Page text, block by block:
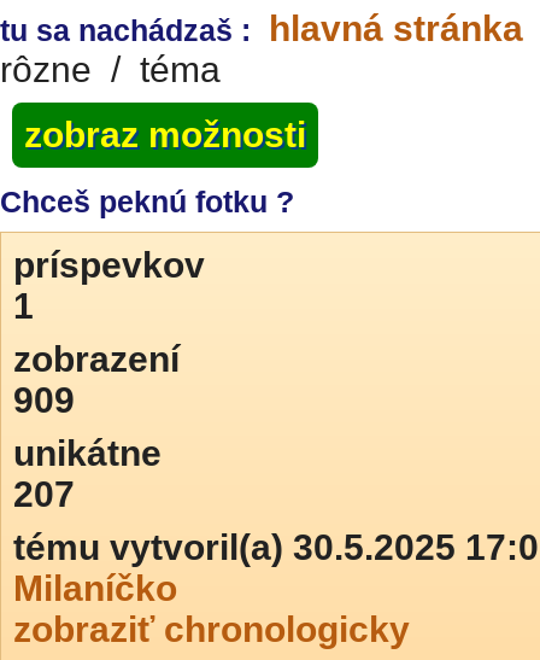
tu sa nachádzaš : hlavná stránka
rôzne / téma
zobraz možnosti
Chceš peknú fotku ?
príspevkov
1
zobrazení
909
unikátne
207
tému vytvoril(a) 30.5.2025
Milaníčko
zobraziť chronologicky